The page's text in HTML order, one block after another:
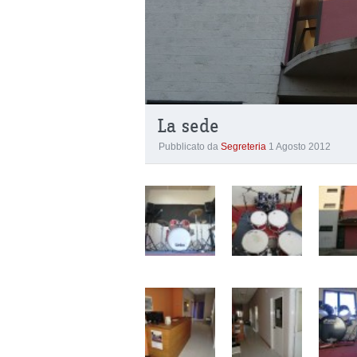
La sede
Pubblicato da Segreteria 1 Agosto 2012